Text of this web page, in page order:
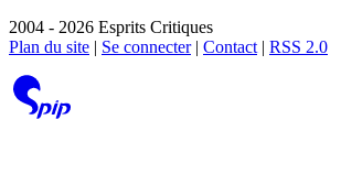
2004 - 2026 Esprits Critiques
Plan du site | Se connecter| Contact | RSS 2.0